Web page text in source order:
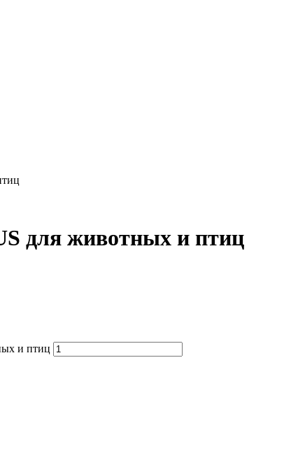
для животных и птиц
и птиц